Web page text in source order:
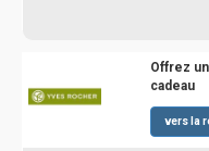
Offrez
cadeau
vers la